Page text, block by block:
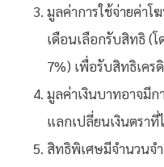
มูลค่าการใช้จ่ายค่าโ
เดือนเลือกรับสิทธิ (
7%) เพื่อรับสิทธิเค
มูลค่าเงินบาทอาจมีก
แลกเปลี่ยนเงินตราที่
สิทธิพิเศษมีจำนวนจ